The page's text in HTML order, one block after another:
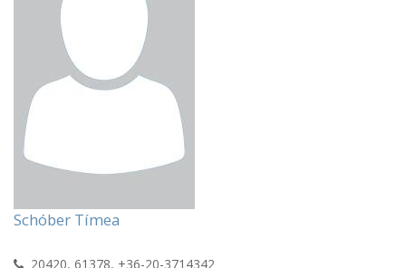
Schóber Tímea
20420, 61378, +36-20-3714342